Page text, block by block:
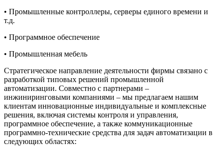
• Промышленные контроллеры, серверы единого времени и
т.д.
• Программное обеспечение
• Промышленная мебель
Стратегическое направление деятельности фирмы связано с
разработкой типовых решений промышленной
автоматизации. Совместно с партнерами –
инжиниринговыми компаниями – мы предлагаем нашим
клиентам инновационные индивидуальные и комплексные
решения, включая системы контроля и управления,
программное обеспечение, а также коммуникационные
программно-технические средства для задач автоматизации в
следующих областях: